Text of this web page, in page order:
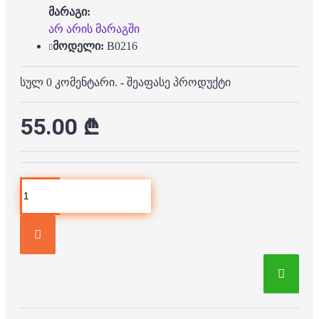
მარაგი:
არ არის მარაგში
მოდელი: B0216
სულ 0 კომენტარი. - შეაფასე პროდუქტი
55.00 ₾